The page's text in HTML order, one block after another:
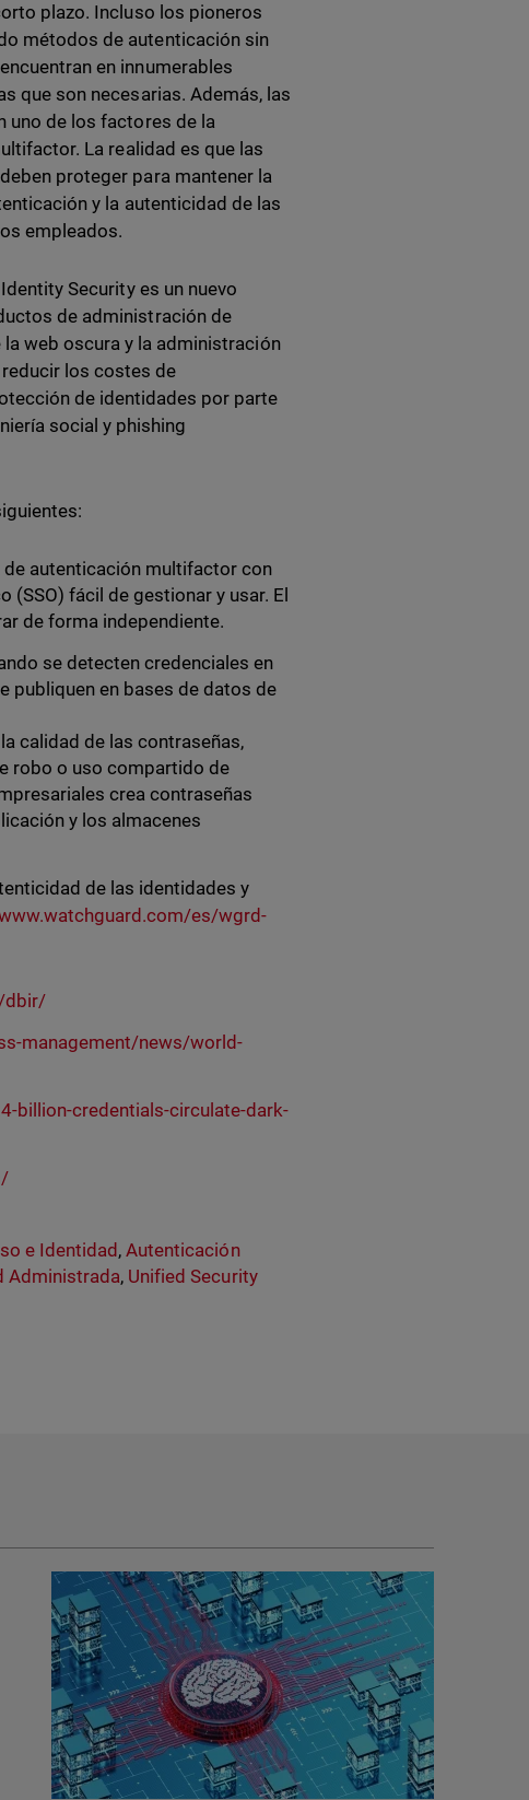
plazo. Incluso los pioneros
métodos de autenticación sin
en innumerables
que son necesarias. Además, las
uno de los factores de la
La realidad es que las
proteger para mantener la
y la autenticidad de las
empleados.
Security es un nuevo
de administración de
web oscura y la administración
los costes de
de identidades por parte
social y phishing
autenticación multifactor con
fácil de gestionar y usar. El
de forma independiente.
se detecten credenciales en
publiquen en bases de datos de
calidad de las contraseñas,
robo o uso compartido de
crea contraseñas
y los almacenes
de las identidades y
es/wgrd-
dbir/
management/news/world-
billion-credentials-circulate-dark-
e Identidad ,Autenticación
Administrada, Unified Security